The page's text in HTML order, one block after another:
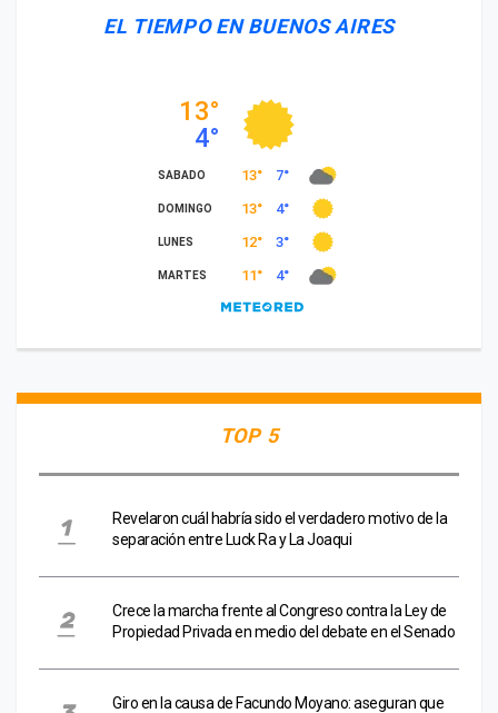
EL TIEMPO EN BUENOS AIRES
TOP 5
Revelaron cuál habría sido el verdadero motivo de la
separación entre Luck Ra y La Joaqui
Crece la marcha frente al Congreso contra la Ley de
Propiedad Privada en medio del debate en el Senado
Giro en la causa de Facundo Moyano: aseguran que